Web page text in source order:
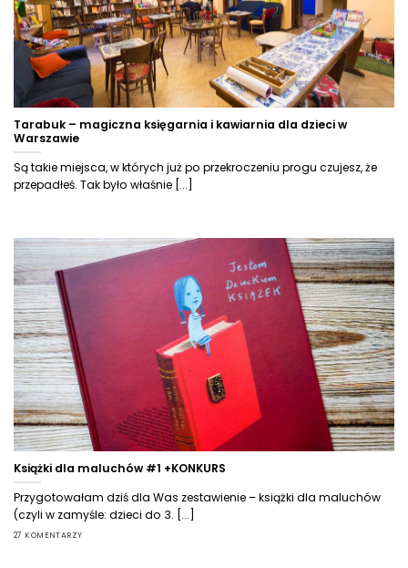
Tarabuk – magiczna księgarnia i kawiarnia dla dzieci w
Warszawie
Są takie miejsca, w których już po przekroczeniu progu czujesz, że
przepadłeś. Tak było właśnie [...]
Książki dla maluchów #1 +KONKURS
Przygotowałam dziś dla Was zestawienie – książki dla maluchów
(czyli w zamyśle: dzieci do 3. [...]
27 KOMENTARZY